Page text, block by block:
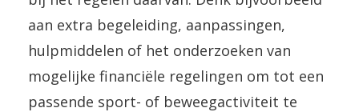
aan extra begeleiding, aanpassingen,
hulpmiddelen of het onderzoeken van
mogelijke financiële regelingen om tot een
passende sport- of beweegactiviteit te